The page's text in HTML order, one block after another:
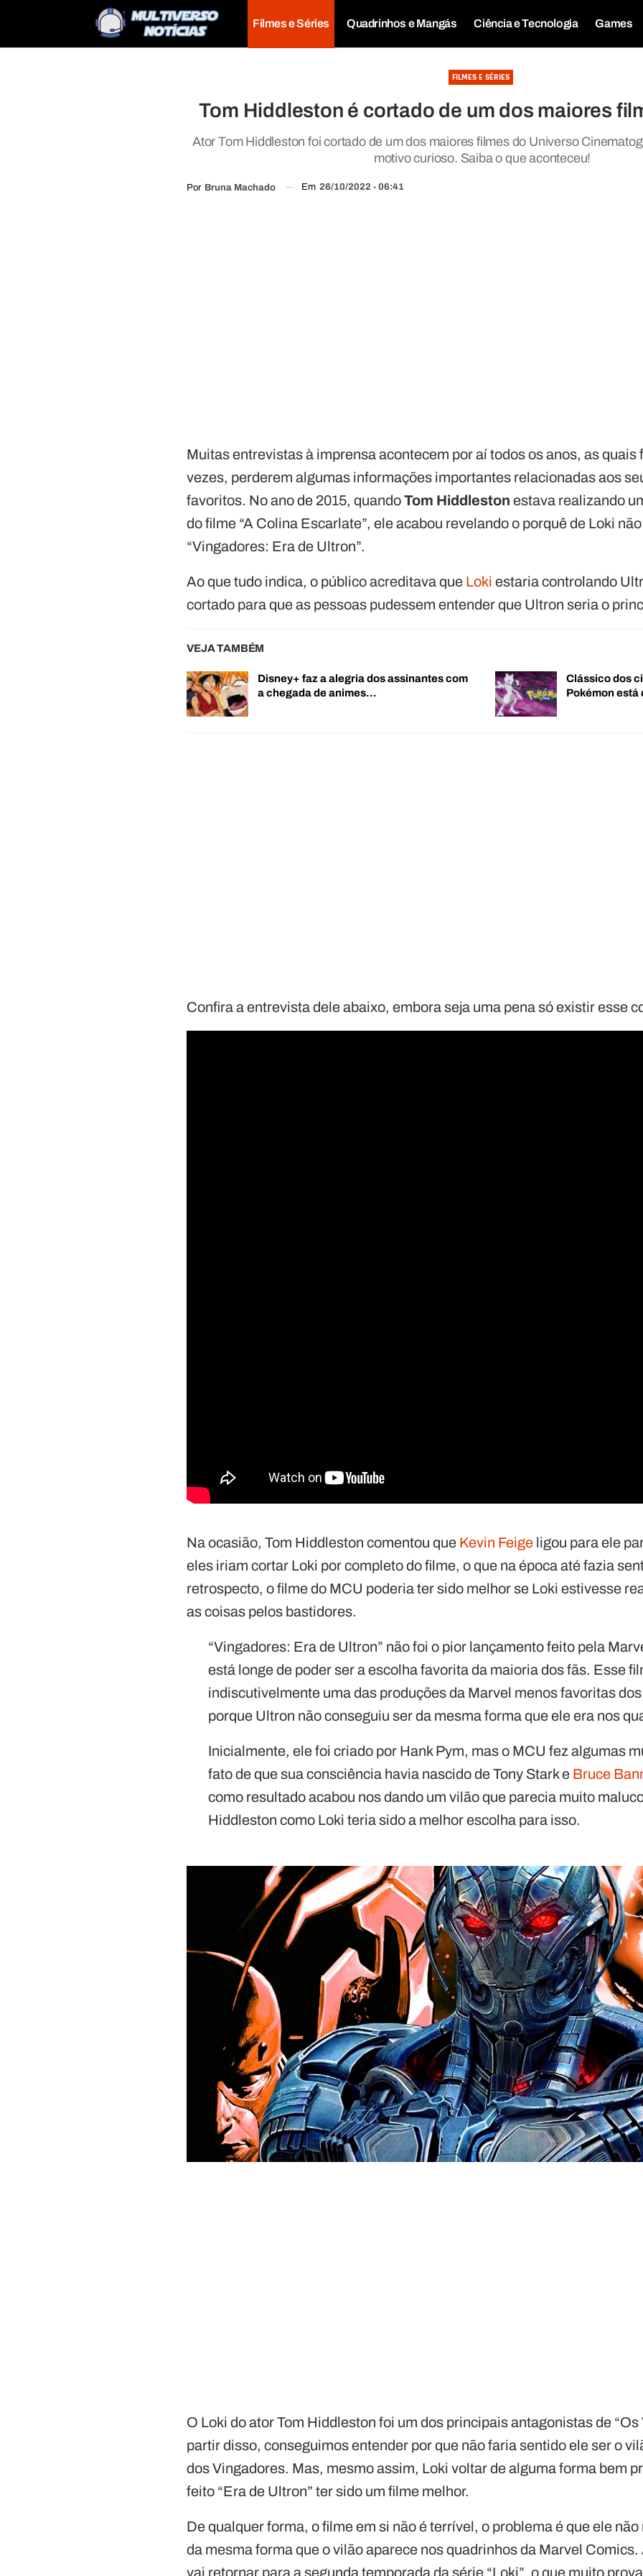
Filmes e Séries Quadrinhos e Mangás Ciência e Tecnologia Games
FILMES E SÉRIES
Tom Hiddleston é cortado de um dos maiores
Ator Tom Hiddleston foi cortado de um dos maiores filmes do Universo
motivo curioso. Saiba o que aconteceu!
Por Bruna Machado Em 26/10/2022 - 06:41
Muitas entrevistas à imprensa acontecem por aí todos os anos, as quais
vezes, perderem algumas informações importantes relacionadas aos
favoritos. No ano de 2015, quandoTom Hiddleston estava realizando
do filme “A Colina Escarlate”, ele acabou revelando o porquê de Loki
“Vingadores: Era de Ultron”.
Ao que tudo indica, o público acreditava que Loki estaria controlando
cortado para que as pessoas pudessem entender que Ultron seria o
VEJA TAMBÉM
Disney+ faz a alegria dos assinantes com
a chegada de animes…
Clássico dos
Pokémon
Confira a entrevista dele abaixo, embora seja uma pena só existir esse
Na ocasião, Tom Hiddleston comentou que Kevin Feige ligou para ele
eles iriam cortar Loki por completo do filme, o que na época até fazia
retrospecto, o filme do MCU poderia ter sido melhor se Loki estivesse
as coisas pelos bastidores.
“Vingadores: Era de Ultron” não foi o pior lançamento feito pela
está longe de poder ser a escolha favorita da maioria dos fãs. Esse
indiscutivelmente uma das produções da Marvel menos favoritas
porque Ultron não conseguiu ser da mesma forma que ele era nos
Inicialmente, ele foi criado por Hank Pym, mas o MCU fez algumas
fato de que sua consciência havia nascido de Tony Stark e Bruce
como resultado acabou nos dando um vilão que parecia muito
Hiddleston como Loki teria sido a melhor escolha para isso.
O Loki do ator Tom Hiddleston foi um dos principais antagonistas de
partir disso, conseguimos entender por que não faria sentido ele ser o
dos Vingadores. Mas, mesmo assim, Loki voltar de alguma forma bem
feito “Era de Ultron” ter sido um filme melhor.
De qualquer forma, o filme em si não é terrível, o problema é que ele
da mesma forma que o vilão aparece nos quadrinhos da Marvel
vai retornar para a segunda temporada da série “Loki”, o que muito